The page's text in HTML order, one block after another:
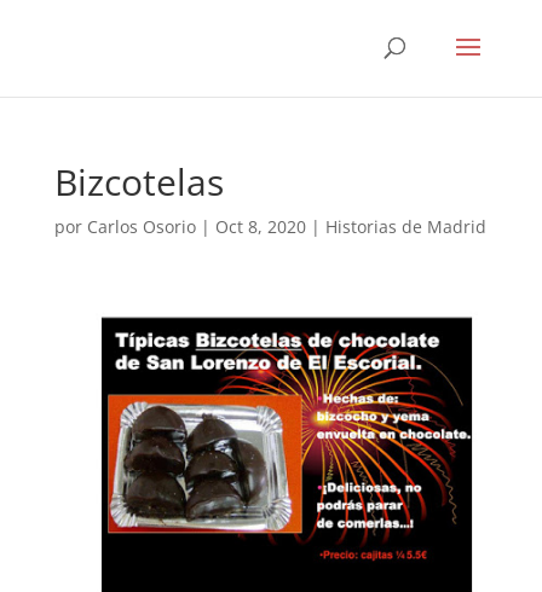
Bizcotelas
por Carlos Osorio| Oct 8, 2020| Historias de Madrid